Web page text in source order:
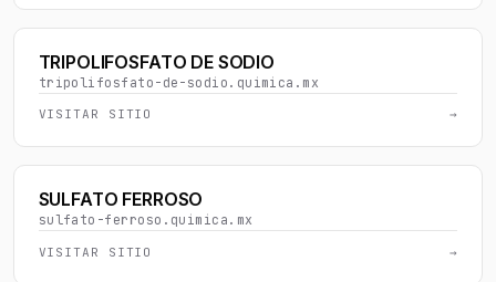
TRIPOLIFOSFATO DE SODIO
tripolifosfato-de-sodio.quimica.mx
VISITAR SITIO →
SULFATO FERROSO
sulfato-ferroso.quimica.mx
VISITAR SITIO →